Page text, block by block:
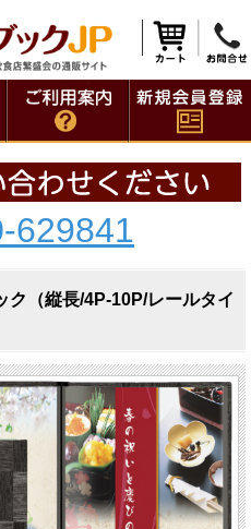
629841
ク（縦長/4P-10P/レールタイ